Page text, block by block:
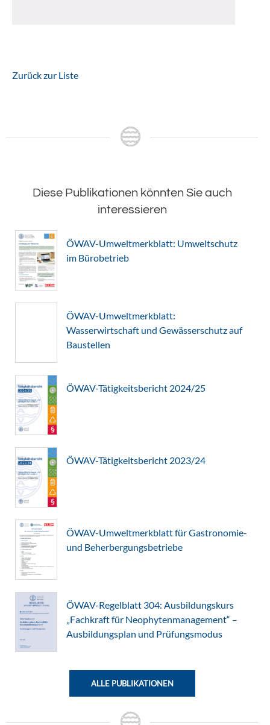
Zurück zur Liste
Diese Publikationen könnten Sie auch
interessieren
ÖWAV-Umweltmerkblatt: Umweltschutz
im Bürobetrieb
ÖWAV-Umweltmerkblatt:
Wasserwirtschaft und Gewässerschutz auf
Baustellen
ÖWAV-Tätigkeitsbericht 2024/25
ÖWAV-Tätigkeitsbericht 2023/24
ÖWAV-Umweltmerkblatt für Gastronomie-
und Beherbergungsbetriebe
ÖWAV-Regelblatt 304: Ausbildungskurs
„Fachkraft für Neophytenmanagement“ –
Ausbildungsplan und Prüfungsmodus
ALLE PUBLIKATIONEN